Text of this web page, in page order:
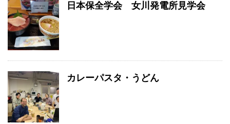
日本保全学会 女川発電所見学会
カレーパスタ・うどん